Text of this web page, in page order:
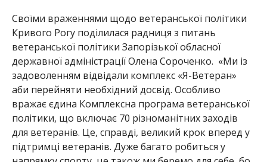
Своїми враженнями щодо ветеранської політики
Кривого Рогу поділилася радниця з питань
ветеранської політики Запорізької обласної
державної адміністрації Олена Сороченко. «Ми із
задоволенням відвідали комплекс «Я-Ветеран»
аби перейняти необхідний досвід. Особливо
вражає єдина Комплексна програма ветеранської
політики, що включає 70 різноманітних заходів
для ветеранів. Це, справді, великий крок вперед у
підтримці ветеранів. Дуже багато робиться у